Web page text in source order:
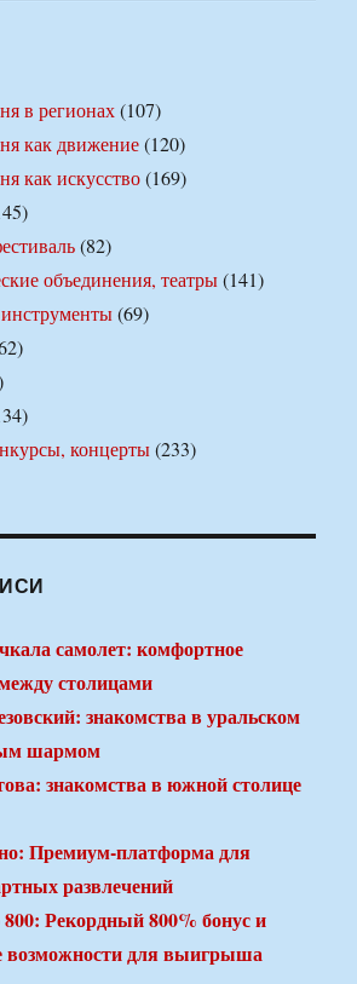
в регионах(107)
как движение(120)
как искусство(169)
(82)
объединения, театры(141)
(69)
концерты(233)
самолет: комфортное
столицами
знакомства в уральском
шармом
знакомства в южной столице
Премиум-платформа для
развлечений
Рекордный 800% бонус и
возможности для выигрыша